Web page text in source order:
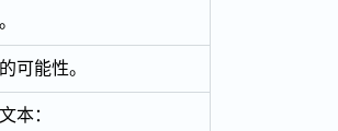
可能性。
本：